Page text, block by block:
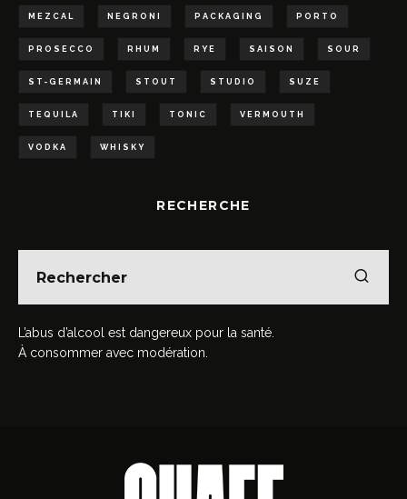
MEZCAL NEGRONI PACKAGING PORTO
PROSECCO RHUM RYE SAISON SOUR
ST-GERMAIN STOUT STUDIO SUZE
TEQUILA TIKI TONIC VERMOUTH
VODKA WHISKY
RECHERCHE
L’abus d’alcool est dangereux pour la santé.
À consommer avec modération.